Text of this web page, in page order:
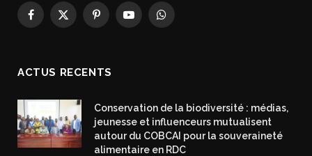
Facebook
X
PinterestYouTubeWhatsApp
ACTUS RECENTS
Conservation de la biodiversité : médias,
jeunesse et influenceurs mutualisent
autour du COBCAI pour la souveraineté
alimentaire en RDC